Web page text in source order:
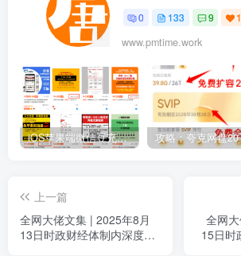
0 133 9
www.pmtime.work
iOS苹果端微信豆充值1:10的方法
上一篇
全网大佬文集 | 2025年8月
13日时政财经体制内深度解
全网
15日时